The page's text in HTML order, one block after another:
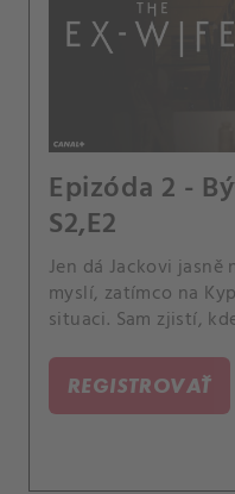
Epizóda 2 -
S2,E2
Jen dá Jackovi
myslí, zatímco na
situaci. Sam zjistí,
REGISTROVAŤ